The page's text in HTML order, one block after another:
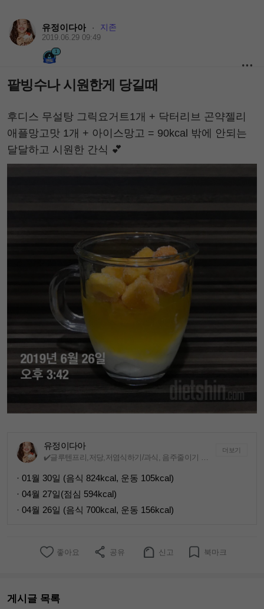
유정이다아 · 지존
2019.06.29 09:49
1
팥빙수나 시원한게 당길때
후디스 무설탕 그릭요거트1개 + 닥터리브 곤약젤리
애플망고맛 1개 + 아이스망고 = 90kcal 밖에 안되는
달달하고 시원한 간식 💕
유정이다아
✔️글루텐프리,저당,저염식하기/과식, 음주줄이기 ✔️주3회이상운동
더보기
· 01월 30일 (음식 824kcal, 운동 105kcal)
· 04월 27일(점심 594kcal)
· 04월 26일 (음식 700kcal, 운동 156kcal)
좋아요 공유 신고 북마크
게시글 목록